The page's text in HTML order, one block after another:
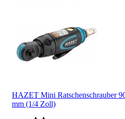
HAZET Mini Ratschenschrauber
mm (1/4 Zoll)